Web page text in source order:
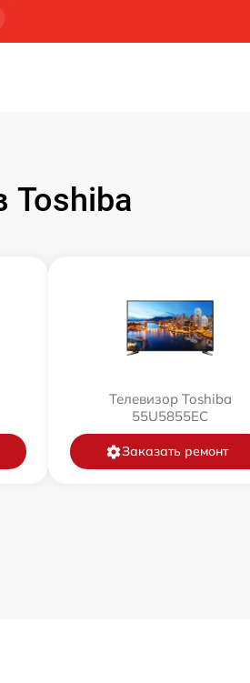
Toshiba
Телевизор Toshiba
55U5855EC
Заказать ремонт